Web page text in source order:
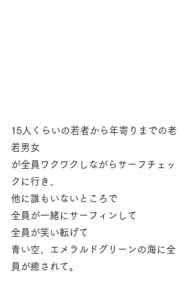
15人くらいの若者から年寄りまでの老
若男女
が全員ワクワクしながらサーフチェッ
クに行き、
他に誰もいないところで
全員が一緒にサーフィンして
全員が笑い転げて
青い空、エメラルドグリーンの海に全
員が癒されて。